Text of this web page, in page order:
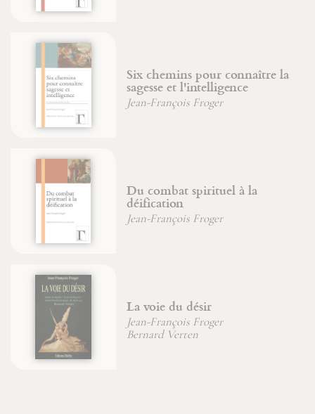
Six chemins pour connaître la
sagesse et l'intelligence
Jean-François Froger
Du combat spirituel à la
déification
Jean-François Froger
La voie du désir
Jean-François Froger
Bernard Verten